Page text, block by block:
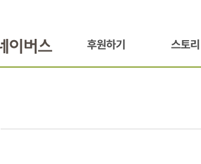
후원하기 스토리